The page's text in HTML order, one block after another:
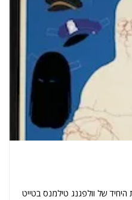
של וולפגנג טילמנס בטייט